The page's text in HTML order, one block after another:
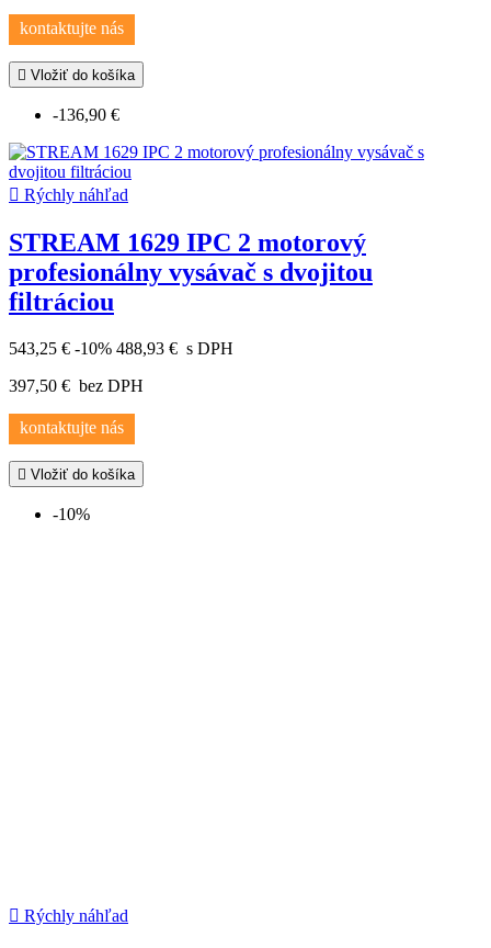
kontaktujte nás
 Vložiť do košíka
-136,90 €
 Rýchly náhľad
STREAM 1629 IPC 2 motorový
profesionálny vysávač s dvojitou
filtráciou
543,25 € -10% 488,93 € s DPH
397,50 € bez DPH
kontaktujte nás
 Vložiť do košíka
-10%
 Rýchly náhľad